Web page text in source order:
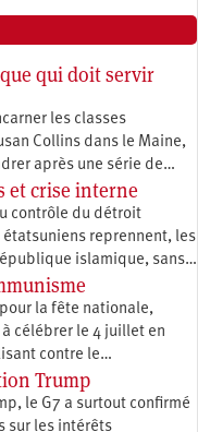
qui doit servir
les classes
Collins dans le Maine,
après une série de…
et crise interne
contrôle du détroit
étatsuniens reprennent, les
islamique, sans…
la fête nationale,
célébrer le 4 juillet en
contre le…
Trump
le G7 a surtout confirmé
sur les intérêts